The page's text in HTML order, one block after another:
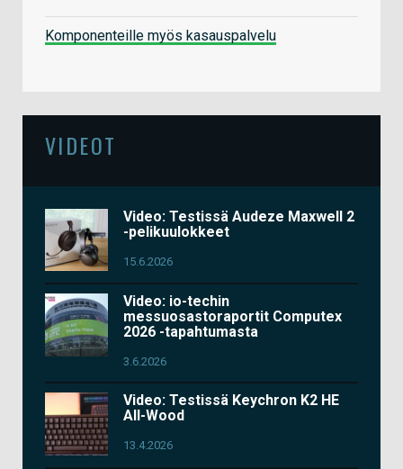
Komponenteille myös kasauspalvelu
VIDEOT
Video: Testissä Audeze Maxwell 2
-pelikuulokkeet
15.6.2026
Video: io-techin
messuosastoraportit Computex
2026 -tapahtumasta
3.6.2026
Video: Testissä Keychron K2 HE
All-Wood
13.4.2026